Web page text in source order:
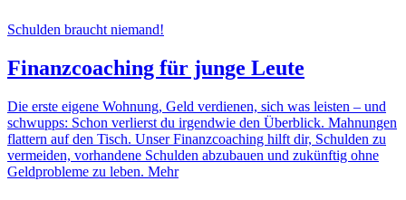
Schulden braucht niemand!
Finanzcoaching für junge Leute
Die erste eigene Wohnung, Geld verdienen, sich was leisten – und
schwupps: Schon verlierst du irgendwie den Überblick. Mahnungen
flattern auf den Tisch. Unser Finanzcoaching hilft dir, Schulden zu
vermeiden, vorhandene Schulden abzubauen und zukünftig ohne
Geldprobleme zu leben. Mehr